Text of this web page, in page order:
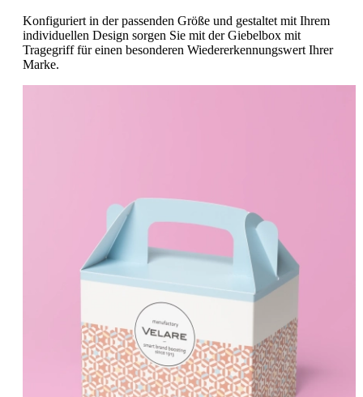
Konfiguriert in der passenden Größe und gestaltet mit Ihrem
individuellen Design sorgen Sie mit der Giebelbox mit
Tragegriff für einen besonderen Wiedererkennungswert Ihrer
Marke.